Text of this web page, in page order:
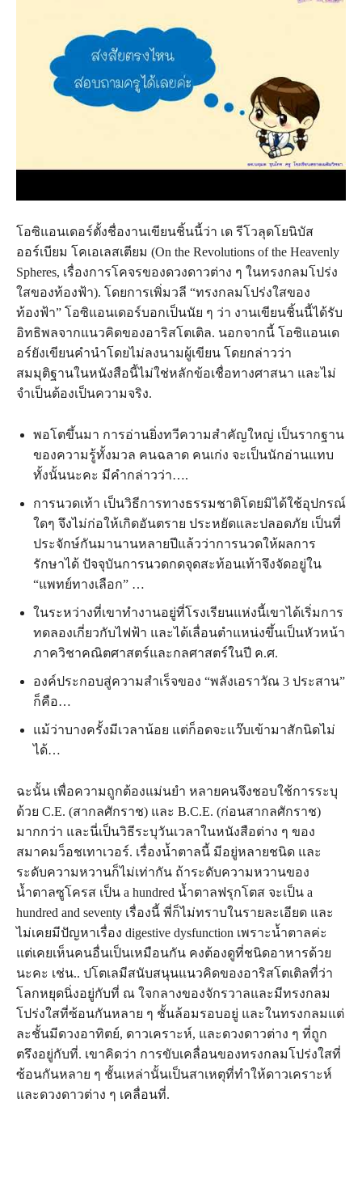
โอซิแอนเดอร์​ตั้ง​ชื่อ​งาน​เขียน​ชิ้น​นี้​ว่า เด รีโวลุดโยนิบัส
ออร์เบียม โคเอเลสเตียม (On the Revolutions of the Heavenly
Spheres, เรื่อง​การ​โคจร​ของ​ดวง​ดาว​ต่าง ๆ ใน​ทรง​กลม​โปร่ง​
ใส​ของ​ท้องฟ้า). โดย​การ​เพิ่ม​วลี “ทรง​กลม​โปร่ง​ใส​ของ​
ท้องฟ้า” โอซิแอนเดอร์​บอก​เป็น​นัย ๆ ว่า งาน​เขียน​ชิ้น​นี้​ได้​รับ​
อิทธิพล​จาก​แนว​คิด​ของ​อาริสโตเติล. นอก​จาก​นี้ โอซิแอนเด
อร์​ยัง​เขียน​คำนำ​โดย​ไม่​ลง​นาม​ผู้​เขียน โดย​กล่าว​ว่า​
สมมุติฐาน​ใน​หนังสือ​นี้​ไม่​ใช่​หลัก​ข้อ​เชื่อ​ทาง​ศาสนา และ​ไม่​
จำเป็น​ต้อง​เป็น​ความ​จริง.
พอโตขึ้นมา การอ่านยิ่งทวีความสำคัญใหญ่ เป็นรากฐาน
ของความรู้ทั้งมวล คนฉลาด คนเก่ง จะเป็นนักอ่านแทบ
ทั้งนั้นนะคะ มีคำกล่าวว่า….
การนวดเท้า เป็นวิธีการทางธรรมชาติโดยมิได้ใช้อุปกรณ์
ใดๆ จึงไม่ก่อให้เกิดอันตราย ประหยัดและปลอดภัย เป็นที่
ประจักษ์กันมานานหลายปีแล้วว่าการนวดให้ผลการ
รักษาได้ ปัจจุบันการนวดกดจุดสะท้อนเท้าจึงจัดอยู่ใน
“แพทย์ทางเลือก” …
ในระหว่างที่เขาทำงานอยู่ที่โรงเรียนแห่งนี้เขาได้เริ่มการ
ทดลองเกี่ยวกับไฟฟ้า และได้เลื่อนตำแหน่งขึ้นเป็นหัวหน้า
ภาควิชาคณิตศาสตร์และกลศาสตร์ในปี ค.ศ.
องค์ประกอบสู่ความสำเร็จของ “พลังเอราวัณ 3 ประสาน”
ก็คือ…
แม้ว่าบางครั้งมีเวลาน้อย แต่ก็อดจะแว๊บเข้ามาสักนิดไม่
ได้…
ฉะนั้น เพื่อ​ความ​ถูก​ต้อง​แม่นยำ หลาย​คน​จึง​ชอบ​ใช้​การ​ระบุ​
ด้วย C.E. (สากล​ศักราช) และ B.C.E. (ก่อน​สากล​ศักราช)
มาก​กว่า และ​นี่​เป็น​วิธี​ระบุ​วัน​เวลา​ใน​หนังสือ​ต่าง ๆ ของ​
สมาคม​ว็อชเทาเวอร์. เรื่องน้ำตาลนี้ มีอยู่หลายชนิด และ
ระดับความหวานก็ไม่เท่ากัน ถ้าระดับความหวานของ
น้ำตาลซูโครส เป็น a hundred น้ำตาลฟรุกโตส จะเป็น a
hundred and seventy เรื่องนี้ พี่ก็ไม่ทราบในรายละเอียด และ
ไม่เคยมีปัญหาเรื่อง digestive dysfunction เพราะน้ำตาลค่ะ
แต่เคยเห็นคนอื่นเป็นเหมือนกัน คงต้องดูที่ชนิดอาหารด้วย
นะคะ เช่น.. ปโตเลมี​สนับสนุน​แนว​คิด​ของ​อาริสโตเติล​ที่​ว่า
โลก​หยุด​นิ่ง​อยู่​กับ​ที่ ณ ใจ​กลาง​ของ​จักรวาล​และ​มี​ทรง​กลม​
โปร่ง​ใส​ที่​ซ้อน​กัน​หลาย ๆ ชั้น​ล้อม​รอบ​อยู่ และ​ใน​ทรง​กลม​แต่​
ละ​ชั้น​มี​ดวง​อาทิตย์, ดาว​เคราะห์, และ​ดวง​ดาว​ต่าง ๆ ที่​ถูก​
ตรึง​อยู่​กับ​ที่. เขา​คิด​ว่า การ​ขับ​เคลื่อน​ของ​ทรง​กลม​โปร่ง​ใส​ที่​
ซ้อน​กัน​หลาย ๆ ชั้น​เหล่า​นั้น​เป็น​สาเหตุ​ที่​ทำ​ให้​ดาว​เคราะห์​
และ​ดวง​ดาว​ต่าง ๆ เคลื่อน​ที่.